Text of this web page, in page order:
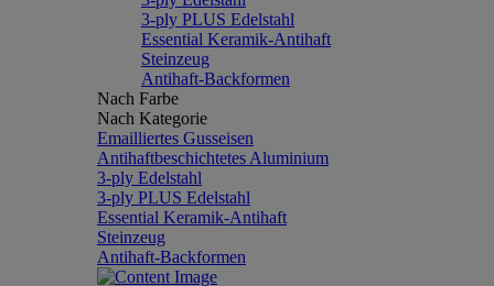
3-ply PLUS Edelstahl
Essential Keramik-Antihaft
Steinzeug
Antihaft-Backformen
Nach Farbe
Nach Kategorie
Emailliertes Gusseisen
Antihaftbeschichtetes Aluminium
3-ply Edelstahl
3-ply PLUS Edelstahl
Essential Keramik-Antihaft
Steinzeug
Antihaft-Backformen